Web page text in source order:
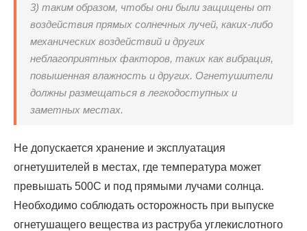
3) таким образом, чтобы они были защищены от
воздействия прямых солнечных лучей, каких-либо
механических воздействий и других
неблагоприятных факторов, таких как вибрация,
повышенная влажность и других. Огнетушители
должны размещаться в легкодоступных и
заметных местах.
Не допускается хранение и эксплуатация
огнетушителей в местах, где температура может
превышать 500С и под прямыми лучами солнца.
Необходимо соблюдать осторожность при выпуске
огнетушащего вещества из раструба углекислотного